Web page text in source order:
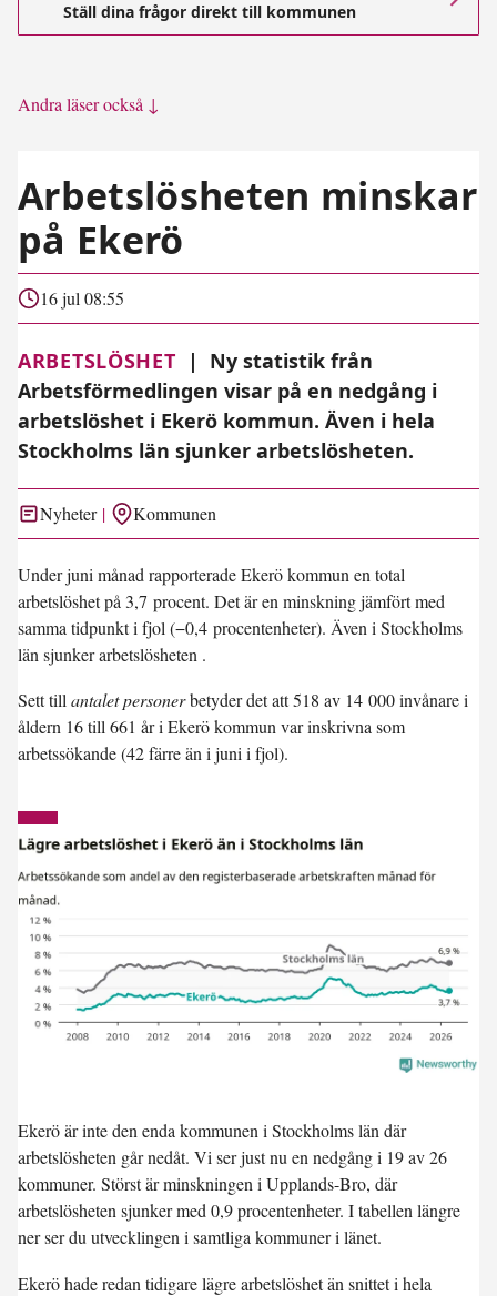
Ställ dina frågor direkt till kommunen
Andra läser också ↓
Arbetslösheten minskar
på Ekerö
16 jul 08:55
ARBETSLÖSHET |
Ny statistik från
Arbetsförmedlingen visar på en nedgång i
arbetslöshet i Ekerö kommun. Även i hela
Stockholms län sjunker arbetslösheten.
Nyheter Kommunen
Under juni månad rapporterade Ekerö kommun en total
arbetslöshet på 3,7 procent. Det är en minskning jämfört med
samma tidpunkt i fjol (−0,4 procentenheter). Även i Stockholms
län sjunker arbetslösheten .
Sett tillantalet personerbetyder det att 518 av 14 000 invånare i
åldern 16 till 661 år i Ekerö kommun var inskrivna som
arbetssökande (42 färre än i juni i fjol).
Ekerö är inte den enda kommunen i Stockholms län där
arbetslösheten går nedåt. Vi ser just nu ennedgång i 19 av 26
kommuner. Störst är minskningen i Upplands-Bro, där
arbetslösheten sjunker med 0,9 procentenheter. I tabellen längre
ner ser du utvecklingen i samtliga kommuner i länet.
Ekerö hade redan tidigare lägre arbetslöshet än snittet i hela